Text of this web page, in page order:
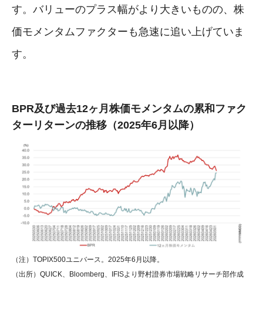
す。バリューのプラス幅がより大きいものの、株
価モメンタムファクターも急速に追い上げていま
す。
BPR及び過去12ヶ月株価モメンタムの累和ファク
ターリターンの推移（2025年6月以降）
（注）TOPIX500ユニバース。2025年6月以降。
（出所）QUICK、Bloomberg、IFISより野村證券市場戦略リサーチ部作成